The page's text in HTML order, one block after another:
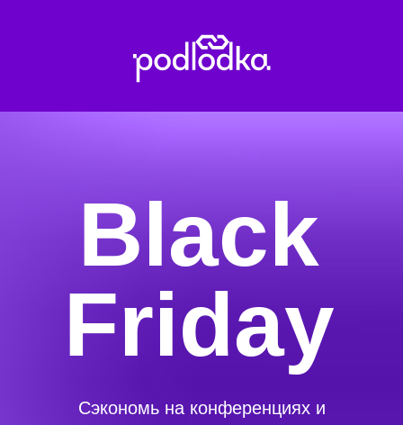
Сэкономь на конференциях и
Black
Friday